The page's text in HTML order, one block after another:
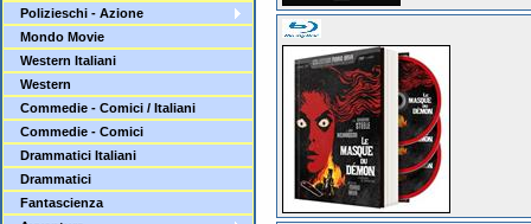
Polizieschi - Azione
Mondo Movie
Western Italiani
Western
Commedie - Comici / Italiani
Commedie - Comici
Drammatici Italiani
Drammatici
Fantascienza